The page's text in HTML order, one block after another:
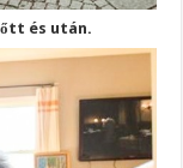
és után.